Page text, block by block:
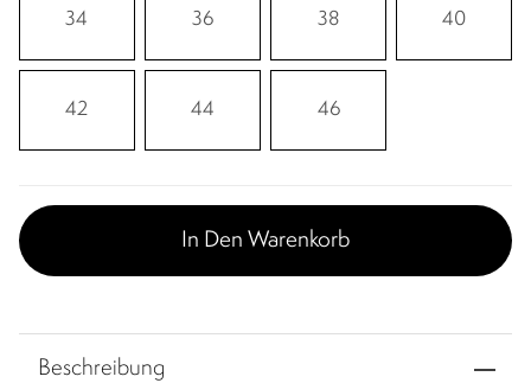
34 36 38 40
42 44 46
In Den Warenkorb
Beschreibung